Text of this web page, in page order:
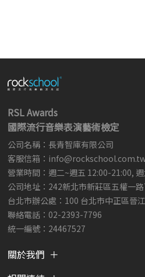
RSL Awards
國際流行音樂表演藝術檢定
公司名稱：長青智庫有限公司
客服信箱：
營業時間：週二~週五 12:00-21:00,
公司地址：242新北市新莊區五權一
台北市辦公處：100 台北市中正區晉
聯絡電話：02-2393-7796
統一編號：24467527
關於我們